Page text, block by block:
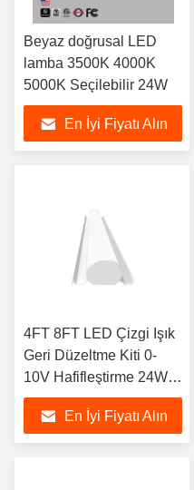
Beyaz doğrusal LED
lamba 3500K 4000K
5000K Seçilebilir 24W
En İyi Fiyatı Alın
4FT 8FT LED Çizgi Işık
Geri Düzeltme Kiti 0-
10V Hafifleştirme 24W-
80W AC120-277V
En İyi Fiyatı Alın